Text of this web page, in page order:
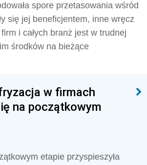
spore przetasowania wśród
się jej beneficjentem, inne wręcz
i całych branż jest w trudnej
środków na bieżące
w firmach
na początkowym
etapie przyspieszyła